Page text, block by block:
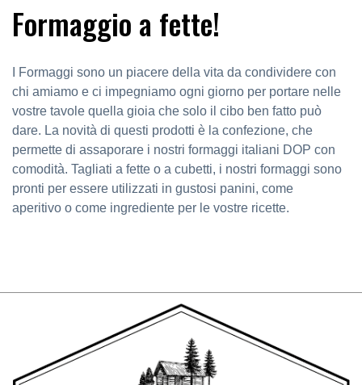
Formaggio a fette!
I Formaggi sono un piacere della vita da condividere con
chi amiamo e ci impegniamo ogni giorno per portare nelle
vostre tavole quella gioia che solo il cibo ben fatto può
dare. La novità di questi prodotti è la confezione, che
permette di assaporare i nostri formaggi italiani DOP con
comodità. Tagliati a fette o a cubetti, i nostri formaggi sono
pronti per essere utilizzati in gustosi panini, come
aperitivo o come ingrediente per le vostre ricette.